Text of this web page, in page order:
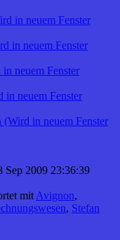
in neuem Fenster
in neuem Fenster
neuem Fenster
neuem Fenster
in neuem Fenster
2009 23:36:39
mit Avignon,
, Stefan